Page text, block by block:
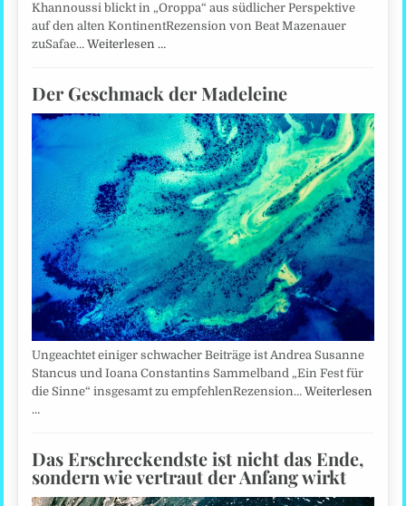
Khannoussi blickt in „Oroppa“ aus südlicher Perspektive
auf den alten KontinentRezension von Beat Mazenauer
zuSafae…Weiterlesen …
Der Geschmack der Madeleine
Ungeachtet einiger schwacher Beiträge ist Andrea Susanne
Stancus und Ioana Constantins Sammelband „Ein Fest für
die Sinne“ insgesamt zu empfehlenRezension…Weiterlesen
…
Das Erschreckendste ist nicht das Ende,
sondern wie vertraut der Anfang wirkt